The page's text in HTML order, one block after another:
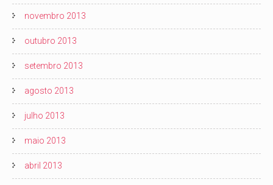
novembro 2013
outubro 2013
setembro 2013
agosto 2013
julho 2013
maio 2013
abril 2013